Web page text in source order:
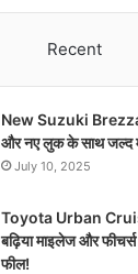
Recent
New Suzuki Brezza
और नए लुक के साथ जल्द
July 10, 2025
Toyota Urban
बढ़िया माइलेज और
फील!